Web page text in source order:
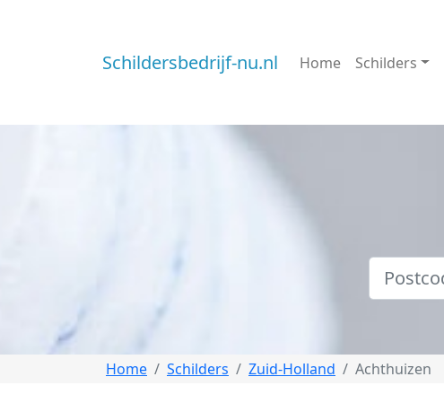
Schildersbedrijf-nu.nl Home Schilders
Home Schilders Zuid-Holland Achthuizen